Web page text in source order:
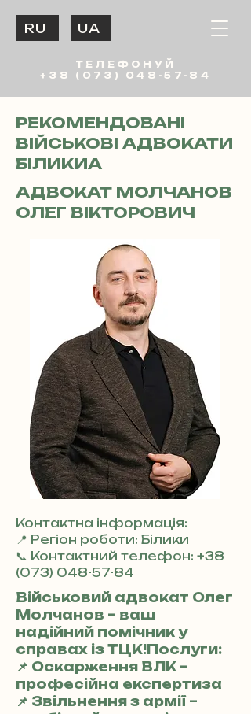
ТЕЛЕФОНУЙ
+38 (073) 048-57-84
UA
RU
РЕКОМЕНДОВАНІ
ВІЙСЬКОВІ АДВОКАТИ
БІЛИКИА
АДВОКАТ МОЛЧАНОВ
ОЛЕГ ВІКТОРОВИЧ
Контактна інформація:
📍 Регіон роботи: Білики
📞 Контактний телефон: +38
(073) 048-57-84
Військовий адвокат Олег
Молчанов – ваш
надійний помічник у
справах із ТЦК!Послуги:
📌 Оскарження ВЛК –
професійна експертиза
📌 Звільнення з армії –